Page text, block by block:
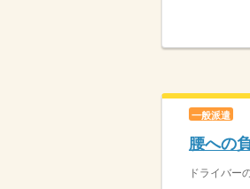
一般派遣
腰への
ドライバー